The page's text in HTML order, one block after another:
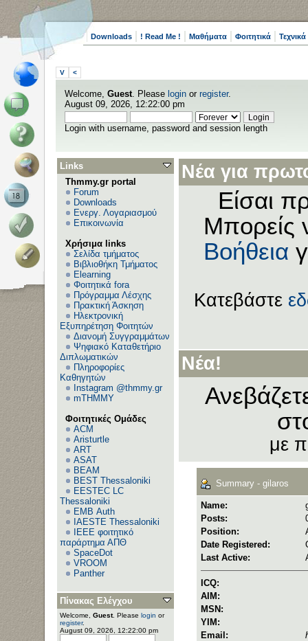
Downloads ! Read Me ! Μαθήματα Φοιτητικά
V <
Welcome, Guest. Please login or register.
August 09, 2026, 12:22:00 pm
Login with username, password and session length
Links
Thmmy.gr portal
Forum
Downloads
Ενεργ. Λογαριασμού
Επικοινωνία
Χρήσιμα links
Σελίδα τμήματος
Βιβλιοθήκη Τμήματος
Elearning
Φοιτητικά fora
Πρόγραμμα Λέσχης
Πρακτική Άσκηση
Ηλεκτρονική
Εξυπηρέτηση Φοιτητών
Διανομή Συγγραμμάτων
Ψηφιακό Καταθετήριο
Διπλωματικών
Πληροφορίες
Καθηγητών
Instagram @thmmy.gr
mTHMMY
Φοιτητικές Ομάδες
ACM
Aristurtle
ART
ASAT
BEAM
BEST Thessaloniki
EESTEC LC
Thessaloniki
EΜΒ Auth
IAESTE Thessaloniki
IEEE φοιτητικό
παράρτημα ΑΠΘ
SpaceDot
VROOM
Panther
Πίνακας Ελέγχου
Welcome, Guest. Please login or
register.
August 09, 2026, 12:22:00 pm
Νέα για
Είσαι
Μπορείς
Βοήθεια
Κατεβάστε
Νέα!
με
Summary - gilaros
Name:
Posts:
Position:
Date Registered:
Last Active:
ICQ:
AIM:
MSN:
YIM:
Email: